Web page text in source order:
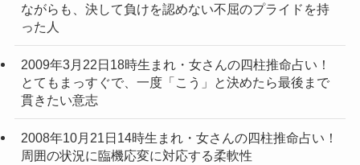
ながらも、決して負けを認めない不屈のプライドを持
った人
2009年3月22日18時生まれ・女さんの四柱推命占い！
とてもまっすぐで、一度「こう」と決めたら最後まで
貫きたい意志
2008年10月21日14時生まれ・女さんの四柱推命占い！
周囲の状況に臨機応変に対応する柔軟性